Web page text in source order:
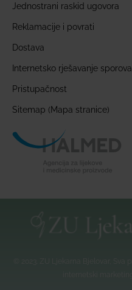
Jednostrani raskid ugovora
Reklamacije i povrati
Dostava
Internetsko rješavanje sporova
Pristupačnost
Sitemap (Mapa stranice)